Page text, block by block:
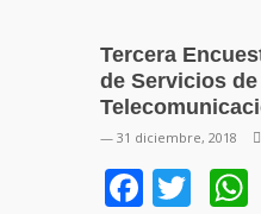
Tercera
de Servicios de
— 31 diciembre, 2018